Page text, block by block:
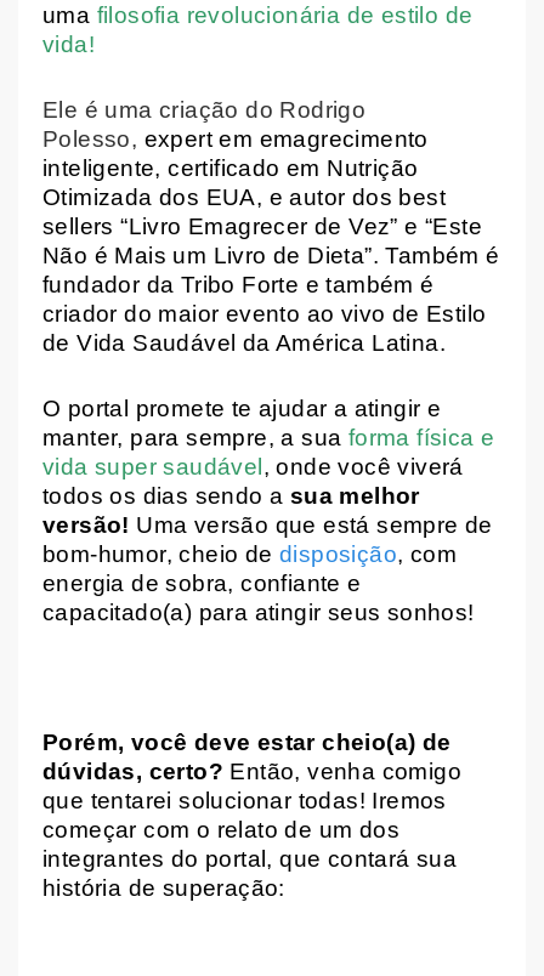
uma filosofia revolucionária de estilo de
vida!
Ele é uma criação do Rodrigo
Polesso, expert em emagrecimento
inteligente, certificado em Nutrição
Otimizada dos EUA, e autor dos best
sellers “Livro Emagrecer de Vez” e “Este
Não é Mais um Livro de Dieta”. Também é
fundador da Tribo Forte e também é
criador do maior evento ao vivo de Estilo
de Vida Saudável da América Latina.
O portal promete te ajudar a atingir e
manter, para sempre, a sua forma física e
vida super saudável, onde você viverá
todos os dias sendo a sua melhor
versão! Uma versão que está sempre de
bom-humor, cheio de disposição, com
energia de sobra, confiante e
capacitado(a) para atingir seus sonhos!
Porém, você deve estar cheio(a) de
dúvidas, certo? Então, venha comigo
que tentarei solucionar todas! Iremos
começar com o relato de um dos
integrantes do portal, que contará sua
história de superação: